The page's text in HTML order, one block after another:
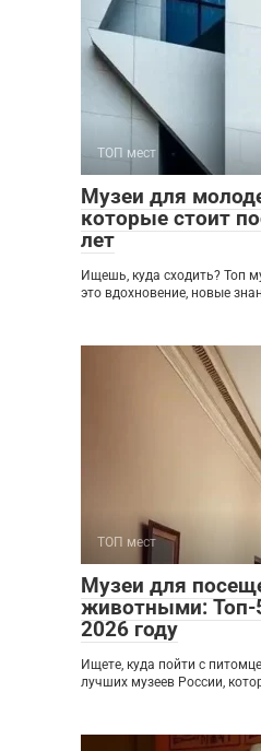
ТОП мест
Музеи для
которые стоит
лет
Ищешь, куда сходить? Топ
это вдохновение, новые
ТОП мест
Музеи для
животными: Топ-
2026 году
Ищете, куда пойти с
лучших музеев России,